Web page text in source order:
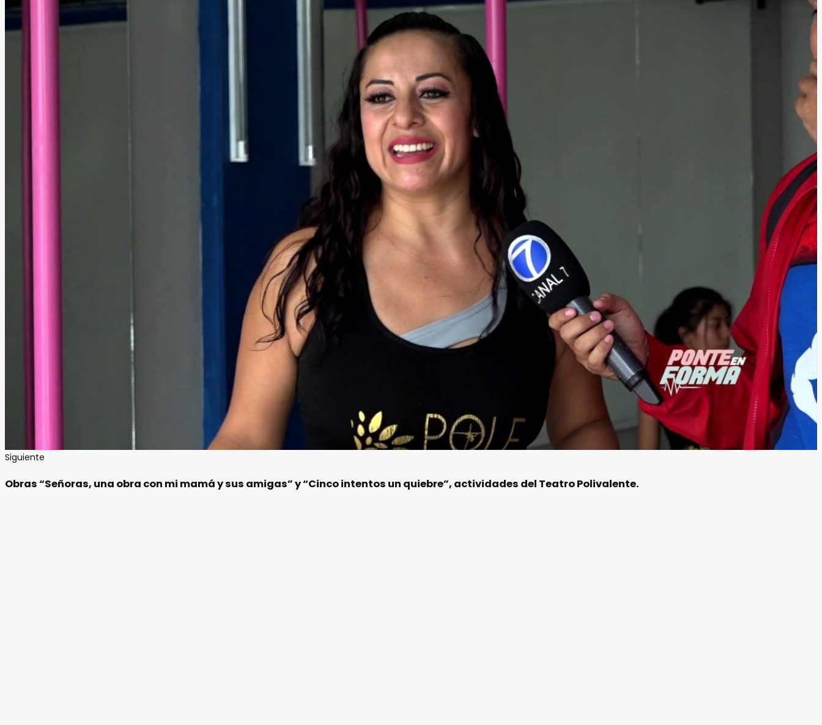
Siguiente
Obras “Señoras, una obra con mi mamá y sus amigas” y “Cinco intentos un quiebre”, actividades del Teatro Polivalente.